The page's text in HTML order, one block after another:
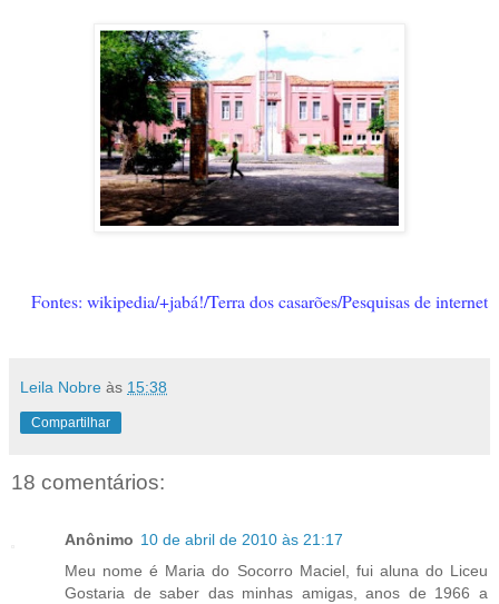
Fontes: wikipedia/+jabá!/Terra dos casarões/Pesquisas de internet
Leila Nobre às 15:38
Compartilhar
18 comentários:
Anônimo 10 de abril de 2010 às 21:17
Meu nome é Maria do Socorro Maciel, fui aluna do Liceu
Gostaria de saber das minhas amigas, anos de 1966 a